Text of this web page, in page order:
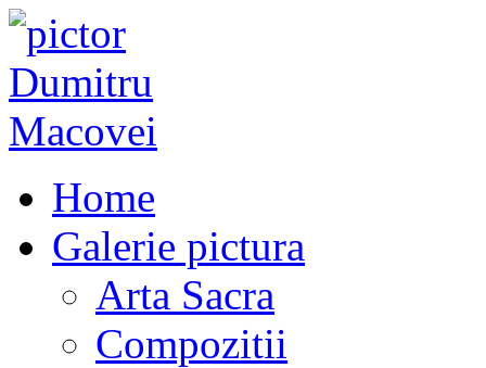
Home
Galerie pictura
Arta Sacra
Compozitii